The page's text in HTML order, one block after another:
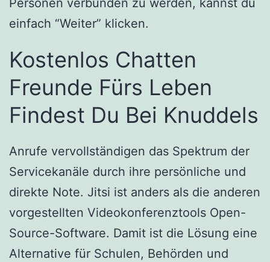
Personen verbunden zu werden, kannst du
einfach “Weiter” klicken.
Kostenlos Chatten
Freunde Fürs Leben
Findest Du Bei Knuddels
Anrufe vervollständigen das Spektrum der
Servicekanäle durch ihre persönliche und
direkte Note. Jitsi ist anders als die anderen
vorgestellten Videokonferenztools Open-
Source-Software. Damit ist die Lösung eine
Alternative für Schulen, Behörden und